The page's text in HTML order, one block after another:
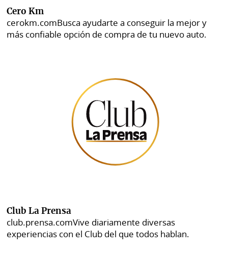
Cero Km
cerokm.comBusca ayudarte a conseguir la mejor y
más confiable opción de compra de tu nuevo auto.
Club La Prensa
club.prensa.comVive diariamente diversas
experiencias con el Club del que todos hablan.